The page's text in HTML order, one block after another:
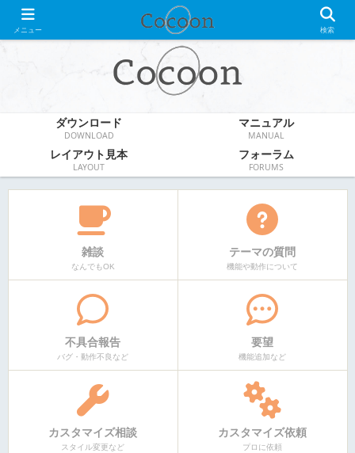
WordPress無料テーマ
ダウンロード
DOWNLOAD
マニュアル
MANUAL
レイアウト見本
LAYOUT
フォーラム
FORUMS
雑談
なんでもOK
テーマの質問
機能や動作について
不具合報告
バグ・動作不良など
要望
機能追加など
カスタマイズ相談
スタイル変更など
カスタマイズ依頼
プロに依頼
メニュー 検索